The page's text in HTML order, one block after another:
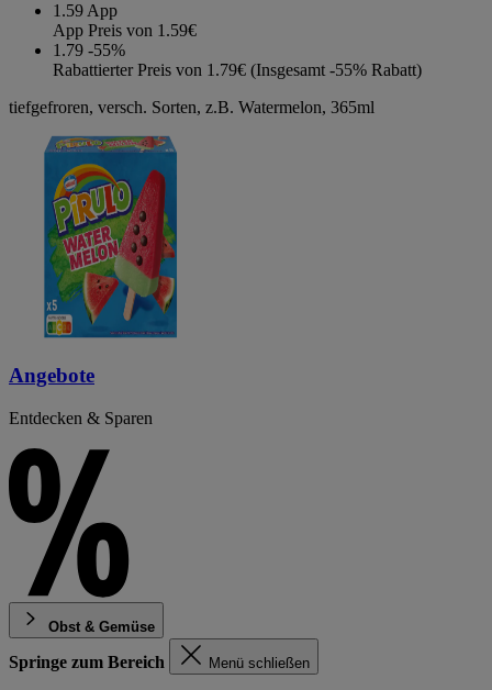
1.59 App
App Preis von 1.59€
1.79 -55%
Rabattierter Preis von 1.79€ (Insgesamt -55% Rabatt)
tiefgefroren, versch. Sorten, z.B. Watermelon, 365ml
Angebote
Entdecken & Sparen
Obst & Gemüse
Springe zum Bereich Menü schließen